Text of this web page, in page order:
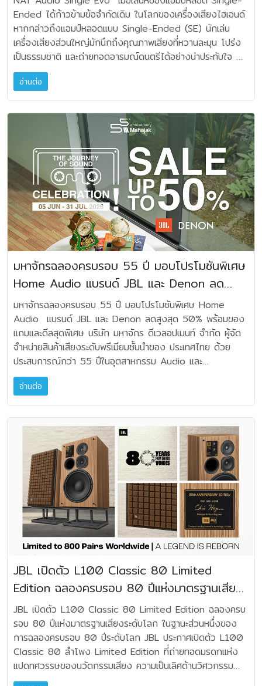
อย่างลงตัว ขาตั้งพื้น S-LUXE ที่จำหน่ายแยกมีระบบจัดเก็บสาย
เคเบิลในตัว สาย K-Stream interspeaker cable รองรับ
เสียงความละเอียดสูงและจัดวางได้ไกลสูงสุด 8 เมตร ส่วน
KW1 wireless subwoofer adapter kit ช่วยเชื่อมต่อ LS
LUXE กับ subwoofer ของ KEF ได้แบบไร้สาย
คุณสมบัติเด่น • 12th Generation 6.5-inch Uni-Q®
พร้อม MAT® technology • ดีไซน์อุตสาหกรรมโดย Ross
Eclipse Black, Dusk Titanium และ Mineral White •
Velocity Control Technology (VECO) ช่วยลดความผิด
เพี้ยนของเบส • Custom Music Integrity Engine®
(MIE) DSP เพื่อคุณภาพเสียงระดับอ้างอิง • โครงสร้างลด
แรงสั่นสะเทือน เพื่อเสียงที่สะอาดและเป็นธรรมชาติยิ่งขึ้น •
แอมป์ 100W Class AB + 280W Class D ต่อหนึ่งลำโพง
• W2 Wireless Platform รองรับบริการสตรีมมิงชั้นนำ
เช่น Tidal, Amazon Music, Qobuz, Deezer, AirPlay
และ Google Cast • อินพุตแบบมีสาย HDMI eARC,
analogue, optical และ coaxial • Advanced Room
EQ พร้อมโหมด Normal และ Expert รองรับอุปกรณ์เสริม
S-LUXE, K-Stream cable และ KW1 wireless
subwoofer adapter (จำหน่ายแยก) ราคาเปิดตัว: 199,000
THB สถานที่จัดจำหน่าย: ตัวแทนจำหน่าย KEF ทั่วประเทศ
https://www.vgadz.com/kef-dealer/
ช่วยให้งานพิมพ์คงความคมชัด สีสันแม่นยำสม่ำเสมอ พร้อมยืด
อายุการใช้งานของเครื่องพิมพ์ในระยะยาว นอกจากนี้ EcoTank
รุ่นใหม่ยังได้รับการออกแบบให้มีขนาดกะทัดรัดและใช้พื้นที่จัดวาง
น้อยลงถึง 20% โดยผสานแท็งก์หมึกเข้ากับตัวเครื่องอย่าง
ลงตัว ทำให้มีขนาดเล็กลง ดูเรียบเนียน สินค้าใหม่ทุกรุ่นยังคงใช้
เทคโนโลยี Heat-Free Technology ซึ่งช่วยลดการใช้
พลังงาน ลดการสิ้นเปลืองทรัพยากร และสนับสนุนการใช้งานที่
เป็นมิตรต่อสิ่งแวดล้อม ควบคู่กับการมอบประสิทธิภาพการพิมพ์ที่
เชื่อถือได้ในระยะยาว “เอปสันเชื่อว่าผู้ใช้งานแต่ละกลุ่มมีความ
ต้องการที่แตกต่างกัน การขยายไลน์อัป EcoTank เป็น 33 รุ่น
พร้อมเปิดตัวรุ่นใหม่อีก 8 รุ่นในครั้งนี้ จะช่วยให้ลูกค้าสามารถ
เลือกเครื่องพิมพ์ที่ตอบโจทย์การใช้งานของตนเองได้อย่างเหมาะ
สมยิ่งขึ้น พร้อมได้รับทั้งประสิทธิภาพการพิมพ์ ความคุ้มค่า และ
ความมั่นใจในคุณภาพที่ได้รับการพิสูจน์จากยอดขาย EcoTank
กว่า 100 ล้านเครื่องทั่วโลก ที่สำคัญ เอปสันได้ออกแคมเปญ
‘พิมพ์สบายยย ไร้กังวล’ มอบการรับประกันที่นานที่สุดในตลาด
สูงสุดถึง 5 ปี ลูกค้าจึงสามารถใช้ EcoTank ได้อย่างสบายใจ
ในระยะยาว” นายยรรยง กล่าวทิ้งท้าย เครื่องพิมพ์ EcoTank
ทั้ง 8 รุ่น พร้อมวางจำหน่ายแล้วทั่วประเทศ ผ่านตัวแทนจำหน่าย
ที่ได้รับการแต่งตั้งและร้านค้าออนไลน์ชั้นนำ ประกอบด้วย L1310
ราคา 3,900 บาท, L1350 ราคา 4,350 บาท, L3310 และ
L3316 ราคา 4,650 บาท, L3350 และ L3356 ราคา 5,050
บาท, L5390 และ L5396 ราคา 8,790 บาท สอบถามข้อมูล
ผลิตภัณฑ์ได้ที่ เอปสัน คอลเซ็นเตอร์ โทร. 0-2460-9699
หรือดูข้อมูลเพิ่มเติมได้ที่ทาง www.epson.co.th,
facebook.com/epsonthailand หรือ LINE Official
Account Epson Thailand
Ended ได้ก้าวข้ามข้อจำกัดเดิม ในโลกของเครื่องเสียงไฮเอนด์
หากกล่าวถึงแอมป์หลอดแบบ Single-Ended (SE) นักเล่น
เครื่องเสียงส่วนใหญ่มักนึกถึงคุณภาพเสียงที่หวานละมุน โปร่ง
เป็นธรรมชาติ และถ่ายทอดอารมณ์ดนตรีได้อย่างน่าประทับใจ
แต่ก็มักมีข้อจำกัดด้านกำลังขับ ทำให้ใช้งานได้กับลำโพงเพียง
บางประเภท NAT Audio Single Evo จากประเทศเซอร์เบีย คือ
ผลงานที่พยายามก้าวข้ามข้อจำกัดดังกล่าว โดยผสานเสน่ห์ของ
วงจร Single-Ended Class A เข้ากับกำลังขับที่สูงเพียงพอ
สำหรับลำโพงร่วมสมัย ได้อย่างเต็มศักยภาพ พร้อมแนวคิดการ
ออกแบบที่มุ่งลดทุกสิ่งที่อาจบั่นทอนคุณภาพของสัญญาณเสียง
ปรัชญาการออกแบบ "Less is More" วิศวกรของ NAT
Audio เชื่อว่า "ยิ่งสัญญาณเสียงเดินทางผ่านอุปกรณ์น้อยชิ้น
เท่าไร เสียงที่ได้ก็ยิ่งใกล้เคียงต้นฉบับมากขึ้นเท่านั้น" แนวคิดนี้จึง
สะท้อนอยู่ในทุกส่วนของ Single Evo ไม่ว่าจะเป็นการลดจำนวน
อุปกรณ์ในทางเดินสัญญาณ การออกแบบภาคจ่ายไฟ หรือการ
พัฒนาหม้อแปลงเอาต์พุตขึ้นมาเอง เป้าหมายไม่ใช่การสร้างแอมป์
ที่มีฟังก์ชันการใช้งานมากที่สุด แต่เป็นแอมป์ที่ให้ "เสียงดนตรีที่
บริสุทธิ์ที่สุด" หัวใจของเครื่องหลอดรุ่นนี้คือ GM70 Direct
Heated Triode Single Evo เลือกใช้หลอดกำลังสูงเบอร์
GM70 Direct Heated Triode (DHT) หลอดชนิดนี้ได้รับ
การยอมรับว่าให้บุคลิกเสียงแบบหลอดไตรโอดแท้ๆ แต่สามารถ
สร้างกำลังขับได้สูงกว่าหลอดยอดนิยมอย่าง 300B หรือ 2A3
หลายเท่าตัว ผลลัพธ์คือทำให้ได้กำลังขับประมาณ 50 วัตต์ต่อ
ข้าง ในระบบ Pure Class A และยังคงบุคลิกเสียงแบบ
Single-Ended อย่างครบถ้วน เหตุนี้จึงได้ทั้งความหวาน ความ
อิ่มของฮาร์โมนิก และพลังในการขับลำโพงที่มากกว่าแอมป์
Single-Ended โดยทั่วไป • Zero Global Feedback หนึ่ง
ในแนวคิดสำคัญของ NAT คือ ไม่ใช้ Global Negative
Feedback ด้วยการการตัดวงจรป้อนกลับแบบลบออก ช่วยลด
ผลกระทบต่อเฟสของสัญญาณ และรักษาความเป็นธรรมชาติของ
เสียง ข้อดีที่ผู้ฟังสัมผัสได้คือรายละเอียดเล็กๆ ที่ปรากฏชัด ให้เวที
เสียงเปิดโล่ง มีไดนามิกตอบสนองเป็นธรรมชาติ เสียงไม่แข็ง
หรืออึดอัดแม้แต่น้อย แน่นอนว่าการออกแบบลักษณะนี้ทำได้ยาก
เพราะต้องอาศัยวงจรที่แม่นยำและหม้อแปลงคุณภาพสูง เพื่อ
ควบคุมความเพี้ยนโดยไม่พึ่ง Negative Feedback •
Direct-Coupled Signal Path อีกจุดเด่นที่หาได้ยากคือ
ตั้งแต่ภาคอินพุตจนถึงภาคขยายกำลังจะออกแบบให้ - ไม่มี
Capacitor Coupling - ไม่มี Interstage Transformer
- ไม่มี Choke Coupling กล่าวคือสัญญาณเสียงเดินทาง
แบบ Direct Coupling ให้มากที่สุด ซึ่งจะมีข้อดีคือลดการสูญ
เสียรายละเอียด ลดการเปลี่ยนเฟสของสัญญาณ สามารถถ่าย
ทอดทรานเชี๊ยนได้รวดเร็ว ด้วยเสียงที่โปร่งและต่อเนื่อง แนวทาง
นี้สะท้อนถึงความพิถีพิถันของวิศวกร เพราะการออกแบบ
Direct-Coupled มีความซับซ้อนและต้องควบคุมแรงดันไฟฟ้า
อย่างละเอียดมาก • Linear Field Output Transformer
หม้อแปลงเอาต์พุตคือหัวใจสำคัญของแอมป์หลอด NAT จึง
พัฒนาเทคโนโลยีของตนเองที่เรียกว่า Linear Field Output
อ่านต่อ
มหาจักรฉลองครบรอบ 55 ปี มอบโปรโมชันพิเศษ
Home Audio แบรนด์ JBL และ Denon ลด
สูงสุด 50% พร้อมของแถมและดีลสุดพิเศษ
มหาจักรฉลองครบรอบ 55 ปี มอบโปรโมชันพิเศษ Home
Audio แบรนด์ JBL และ Denon ลดสูงสุด 50% พร้อมของ
แถมและดีลสุดพิเศษ บริษัท มหาจักร ดีเวลอปเมนท์ จำกัด ผู้จัด
จำหน่ายสินค้าเสียงระดับพรีเมียมชั้นนำของ ประเทศไทย ด้วย
ประสบการณ์กว่า 55 ปีในอุตสาหกรรม Audio และ
Technology ประกาศโปรโมชันพิเศษภายใต้แคมเปญ "The
Journey of Sound Celebration" สำหรับสินค้ากลุ่ม Home
Audio จากแบรนด์ JBL และ Denon ลดสูงสุด 50% ตั้งแต่
วันที่ 5 มิถุนายน – 31 กรกฎาคม 2569 ครอบคลุมสินค้ากว่า
80 รุ่น ตั้งแต่ลำโพง Partybox สำหรับงานปาร์ตี้ ไปจนถึง
ระบบ Home Theater และ Hi-Fi Audio ระดับ Audiophile
เพราะทุกช่วงเวลาที่ดีในบ้านควรมีเสียงที่ใช่เป็นส่วนหนึ่งของความ
ทรงจำ รายการสินค้าที่ร่วมรายการมีดังนี้ JBL Partybox:
ลำโพงปาร์ตี้สำหรับทุกโอกาส JBL Partybox Encore 2 ราคา
ปกติ 19,900 ราคาโปรโมชัน 17,910 บาท JBL Partybox
Encore Essential 2 * ราคาปกติ 14,900 ราคาโปรโมชัน
13,410 บาท JBL Partybox Club 120 ราคาปกติ 18,900
ราคาโปรโมชัน 17,010 บาท JBL Partybox Stage 320
ราคาปกติ 25,900 ราคาโปรโมชัน 23,310 บาท JBL
Partybox 520 * ราคาปกติ 32,900 ราคาโปรโมชัน
29,610 บาท JBL Partybox 720 * ราคาปกติ 39,900
ราคาปกติ 59,900 ราคาโปรโมชัน 53,910 บาท * ซื้อ JBL
Partybox Encore Essential 2, Partybox 520,
Partybox 720 และ Partybox Ultimate รับฟรีไมโครโฟน
JBL PBM100 (มูลค่า 1,790 บาท) JBL Party Light: ไฟ
เอฟเฟกต์สร้างบรรยากาศ JBL Party Light Stick ราคาปกติ
อ่านต่อ
JBL เปิดตัว L100 Classic 80 Limited
Edition ฉลองครบรอบ 80 ปีแห่งมาตรฐานเสียง
ระดับโลก
JBL เปิดตัว L100 Classic 80 Limited Edition ฉลองครบ
รอบ 80 ปีแห่งมาตรฐานเสียงระดับโลก ในฐานะส่วนหนึ่งของ
การฉลองครบรอบ 80 ปีระดับโลก JBL ประกาศเปิดตัว L100
Classic 80 ลำโพง Limited Edition ที่ถ่ายทอดมรดกแห่ง
แปดทศวรรษของนวัตกรรมเสียง ความเป็นเลิศด้านวิศวกรรม
และสิ่งที่ JBL สร้างให้กับวงการดนตรีโลก JBL L100 Classic